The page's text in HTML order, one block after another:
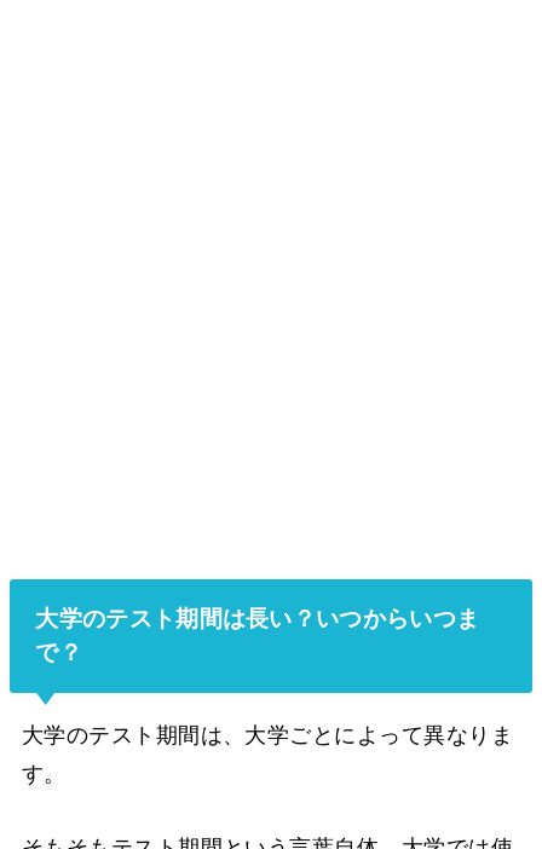
大学のテスト期間は長い？いつからいつま
で？
大学のテスト期間は、大学ごとによって異なりま
す。